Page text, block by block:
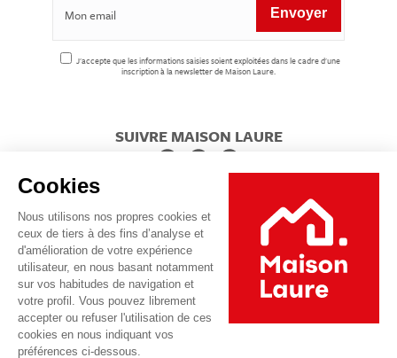
J'accepte que les informations saisies soient exploitées dans le cadre d'une
inscription à la newsletter de Maison Laure.
SUIVRE MAISON LAURE
Cookies
Nous utilisons nos propres cookies et
ceux de tiers à des fins d’analyse et
d'amélioration de votre expérience
utilisateur, en nous basant notamment
sur vos habitudes de navigation et
votre profil. Vous pouvez librement
accepter ou refuser l'utilisation de ces
cookies en nous indiquant vos
préférences ci-dessous.